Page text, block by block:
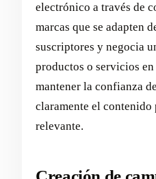
electrónico a través de
marcas que se adapten
suscriptores y negocia
productos o servicios
mantener la confianza
claramente el
relevante.